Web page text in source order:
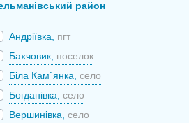
район
Андріївка, пгт
Бахчовик, поселок
Біла Кам`янка,село
Богданівка,село
Вершинівка,село